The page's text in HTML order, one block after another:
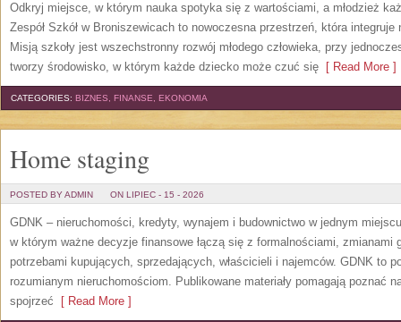
Odkryj miejsce, w którym nauka spotyka się z wartościami, a młodzież
Zespół Szkół w Broniszewicach to nowoczesna przestrzeń, która
Misją szkoły jest wszechstronny rozwój młodego człowieka, przy
tworzy środowisko, w którym każde dziecko może czuć się [ Read More ]
CATEGORIES: BIZNES, FINANSE, EKONOMIA
Home staging
POSTED BY ADMIN ON LIPIEC - 15 - 2026
GDNK – nieruchomości, kredyty, wynajem i budownictwo w jednym
w którym ważne decyzje finansowe łączą się z formalnościami, zmianami
potrzebami kupujących, sprzedających, właścicieli i najemców. GDNK to
rozumianym nieruchomościom. Publikowane materiały pomagają poznać
spojrzeć [ Read More ]